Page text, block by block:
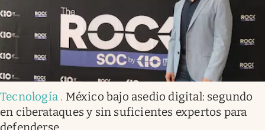
Tecnología . México bajo asedio digital: segundo
en ciberataques y sin suficientes expertos para